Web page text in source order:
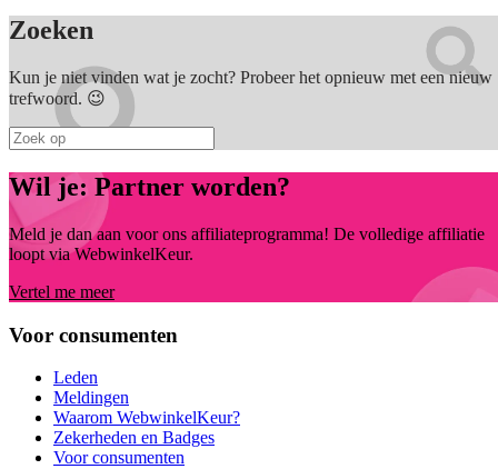
Zoeken
Kun je niet vinden wat je zocht? Probeer het opnieuw met een nieuw
trefwoord. 😉
Wil je: Partner worden?
Meld je dan aan voor ons affiliateprogramma! De volledige affiliatie
loopt via WebwinkelKeur.
Vertel me meer
Voor consumenten
Leden
Meldingen
Waarom WebwinkelKeur?
Zekerheden en Badges
Voor consumenten